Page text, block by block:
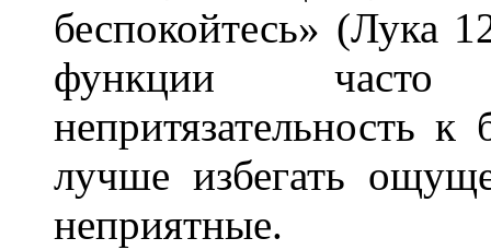
беспокойтесь» (Лука
функции часто
непритязательность
лучше избегать
неприятные.